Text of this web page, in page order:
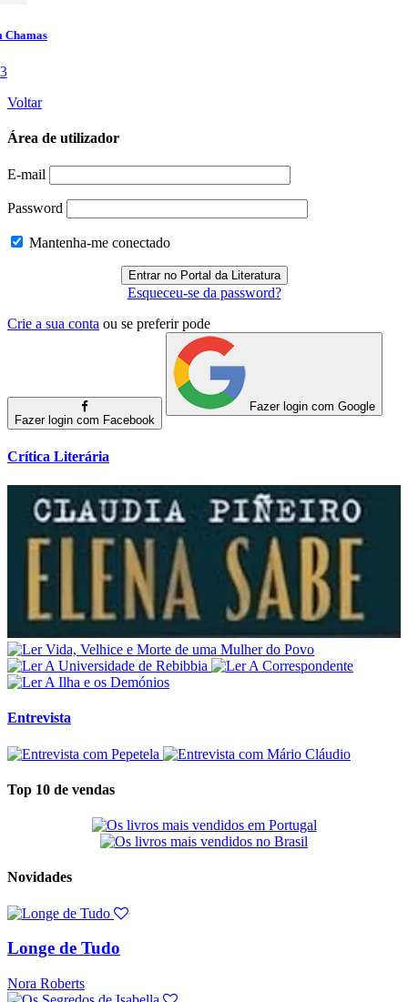
Voltar
Área de utilizador
E-mail
Password
Mantenha-me conectado
Esqueceu-se da password?
Crie a sua conta ou se preferir pode
Fazer login com Facebook
Fazer login com Google
Crítica Literária
Entrevista
Top 10 de vendas
Novidades
Longe de Tudo
Nora Roberts